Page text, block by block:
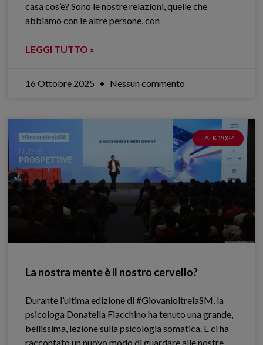
casa cos’è? Sono le nostre relazioni, quelle che
abbiamo con le altre persone, con
LEGGI TUTTO »
16 Ottobre 2025 Nessun commento
TALK 2024
La nostra mente è il nostro cervello?
Durante l’ultima edizione di #GiovanioltrelaSM, la
psicologa Donatella Fiacchino ha tenuto una grande,
bellissima, lezione sulla psicologia somatica. E ci ha
raccontato un nuovo modo di guardare alle nostre